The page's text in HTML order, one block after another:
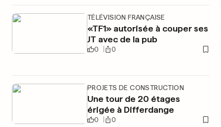
TÉLÉVISION FRANÇAISE
«TF1» autorisée à couper ses
JT avec de la pub
0 0
PROJETS DE CONSTRUCTION
Une tour de 20 étages
érigée à Differdange
0 0